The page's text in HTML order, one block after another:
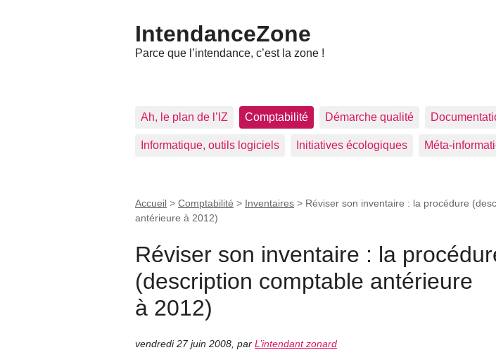
IntendanceZone
Parce que l’intendance, c’est la zone !
Ah, le plan de l’IZ Comptabilité Démarche qualité
Informatique, outils logiciels Initiatives écologiques Méta-
Accueil > Comptabilité > Inventaires > Réviser son inventaire : la procédure
antérieure à 2012)
Réviser son inventaire : la
(description comptable antérieure
à 2012)
vendredi 27 juin 2008 par L’intendant zonard